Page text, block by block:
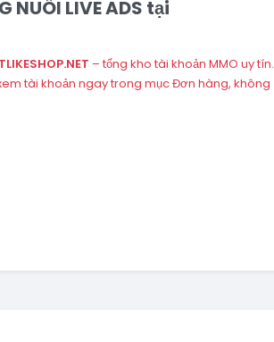
NUÔI LIVE ADS tại
– tổng kho tài khoản MMO uy tín.
tài khoản ngay trong mục Đơn hàng, không